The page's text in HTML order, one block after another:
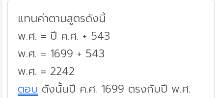
แทนค่าตามสูตรดังนี้
พ.ศ. = ปี ค.ศ. + 543
พ.ศ. = 1699 + 543
พ.ศ. = 2242
ตอบ ดังนั้นปี ค.ศ. 1699 ตรงกับปี พ.ศ.